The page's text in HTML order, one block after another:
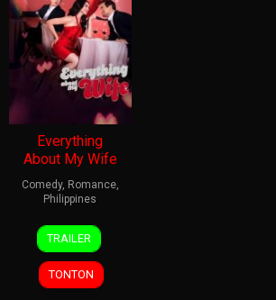
Everything
About My Wife
Comedy, Romance,
Philippines
26
Feb
2025
Real
Florido
TRAILER
TONTON